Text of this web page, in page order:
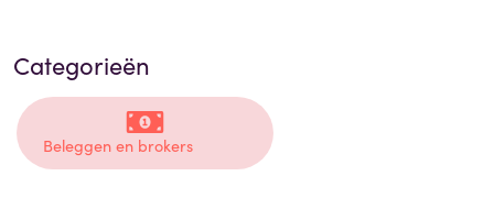
Categorieën
Beleggen en brokers